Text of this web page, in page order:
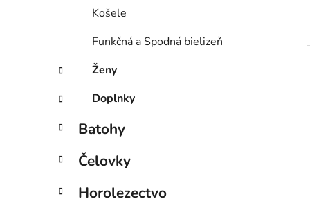
Košele
Funkčná a Spodná bielizeň
Ženy
Doplnky
Batohy
Čelovky
Horolezectvo